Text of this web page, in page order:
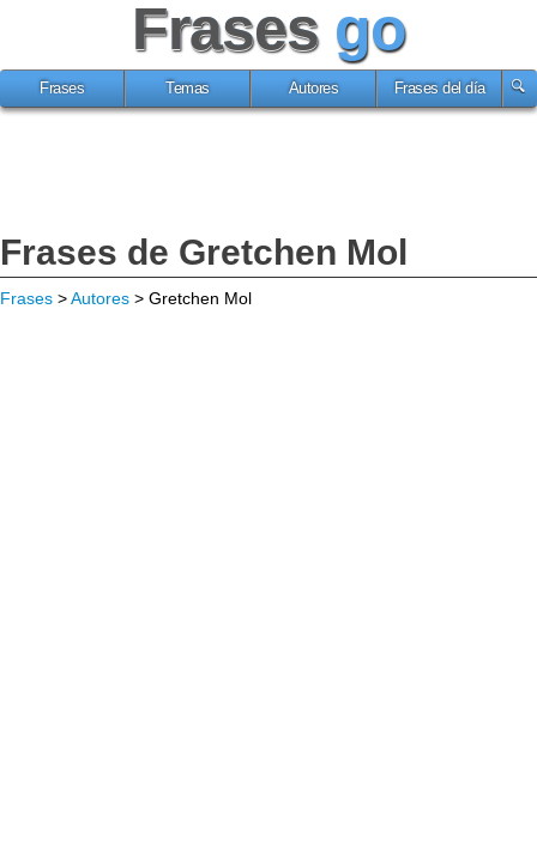
Frases go
Frases Temas Autores Frases del día
Frases de Gretchen Mol
Frases >Autores > Gretchen Mol